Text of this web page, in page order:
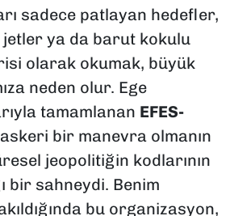
sadece patlayan hedefler,
ya da barut kokulu
olarak okumak, büyük
neden olur. Ege
tamamlanan EFES-
bir manevra olmanın
jeopolitiğin kodlarının
bir sahneydi. Benim
bu organizasyon,